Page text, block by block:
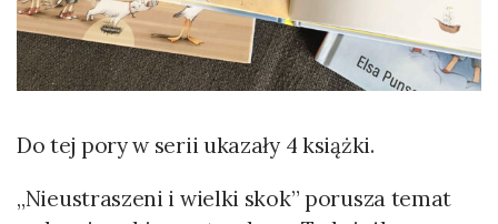
Do tej pory w serii ukazały 4 książki.
„Nieustraszeni i wielki skok” porusza temat